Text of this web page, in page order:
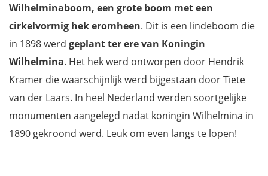
Wilhelminaboom, een grote boom met een
cirkelvormig hek eromheen. Dit is een lindeboom die
in 1898 werd geplant ter ere van Koningin
Wilhelmina. Het hek werd ontworpen door Hendrik
Kramer die waarschijnlijk werd bijgestaan door Tiete
van der Laars. In heel Nederland werden soortgelijke
monumenten aangelegd nadat koningin Wilhelmina in
1890 gekroond werd. Leuk om even langs te lopen!